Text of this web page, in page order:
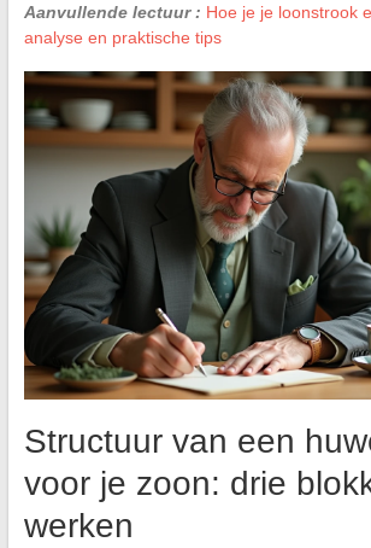
Aanvullende lectuur : Hoe je je loonstrook
analyse en praktische tips
Structuur van een
voor je zoon: drie
werken